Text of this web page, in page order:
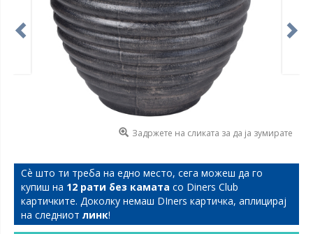
Задржете на сликата за да ја зумирате
Сѐ што ти треба на едно место, сега можеш да го
купиш на 12 рати без камата со Diners Club
картичките. Доколку немаш DIners картичка, аплицирај
на следниот линк!